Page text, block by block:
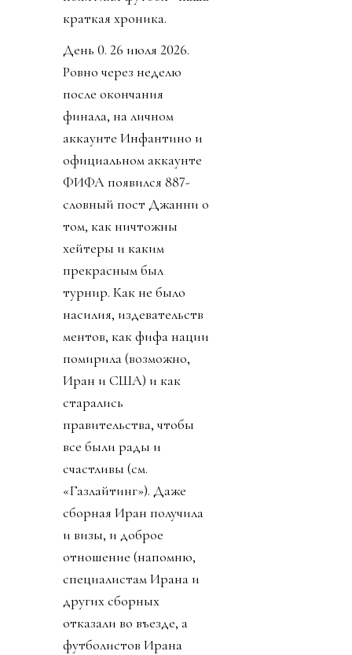
краткая хроника.
День 0. 26 июля 2026.
Ровно через неделю
после окончания
финала, на личном
аккаунте Инфантино и
официальном аккаунте
ФИФА появился 887-
словный пост Джанни о
том, как ничтожны
хейтеры и каким
прекрасным был
турнир. Как не было
насилия, издевательств
ментов, как фифа нации
помирила (возможно,
Иран и США) и как
старались
правительства, чтобы
все были рады и
счастливы (см.
«Газлайтинг»). Даже
сборная Иран получила
и визы, и доброе
отношение (напомню,
специалистам Ирана и
других сборных
отказали во въезде, а
футболистов Ирана